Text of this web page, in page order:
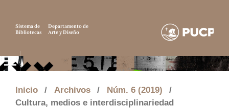
Sistema de
Bibliotecas
Departamento de
Arte y Diseño
Inicio / Archivos / Núm. 6 (2019)
/
Cultura, medios e interdisciplinariedad